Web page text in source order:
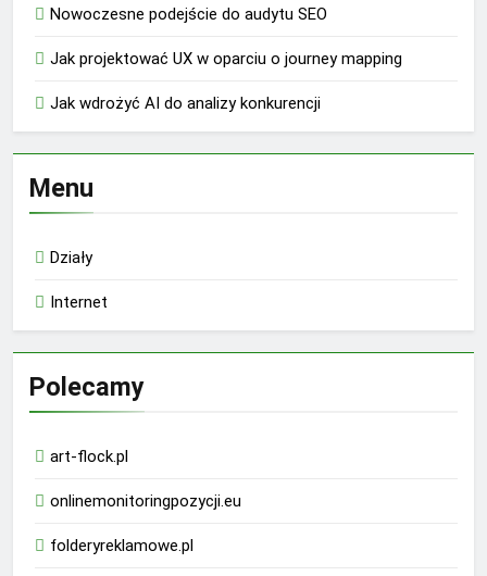
Nowoczesne podejście do audytu SEO
Jak projektować UX w oparciu o journey mapping
Jak wdrożyć AI do analizy konkurencji
Menu
Działy
Internet
Polecamy
art-flock.pl
onlinemonitoringpozycji.eu
folderyreklamowe.pl